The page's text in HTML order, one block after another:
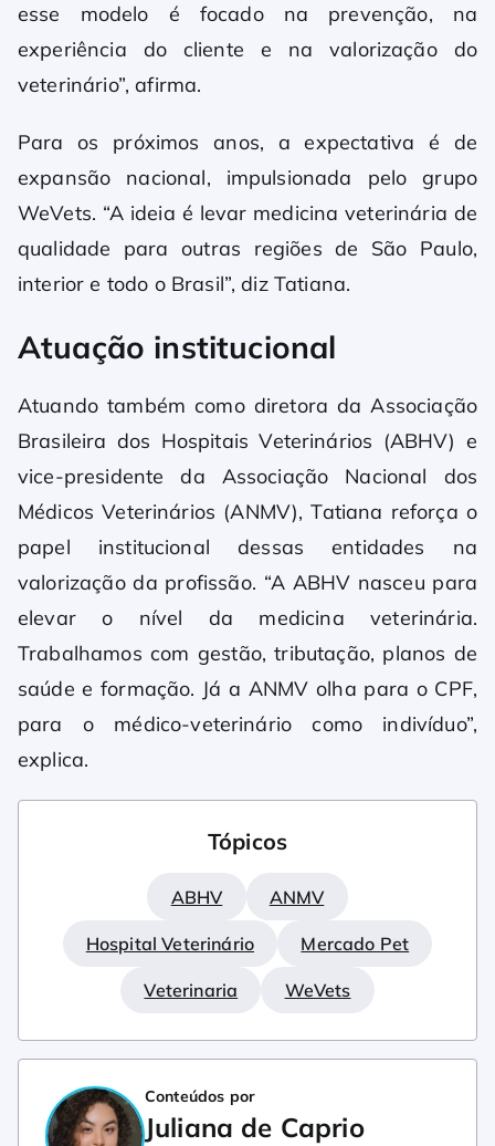
esse modelo é focado na prevenção, na
experiência do cliente e na valorização do
veterinário”, afirma.
Para os próximos anos, a expectativa é de
expansão nacional, impulsionada pelo grupo
WeVets. “A ideia é levar medicina veterinária de
qualidade para outras regiões de São Paulo,
interior e todo o Brasil”, diz Tatiana.
Atuação institucional
Atuando também como diretora da Associação
Brasileira dos Hospitais Veterinários (ABHV) e
vice-presidente da Associação Nacional dos
Médicos Veterinários (ANMV), Tatiana reforça o
papel institucional dessas entidades na
valorização da profissão. “A ABHV nasceu para
elevar o nível da medicina veterinária.
Trabalhamos com gestão, tributação, planos de
saúde e formação. Já a ANMV olha para o CPF,
para o médico-veterinário como indivíduo”,
explica.
Tópicos
ABHV ANMV
Hospital Veterinário Mercado Pet
Veterinaria WeVets
Conteúdos por
Juliana de Caprio